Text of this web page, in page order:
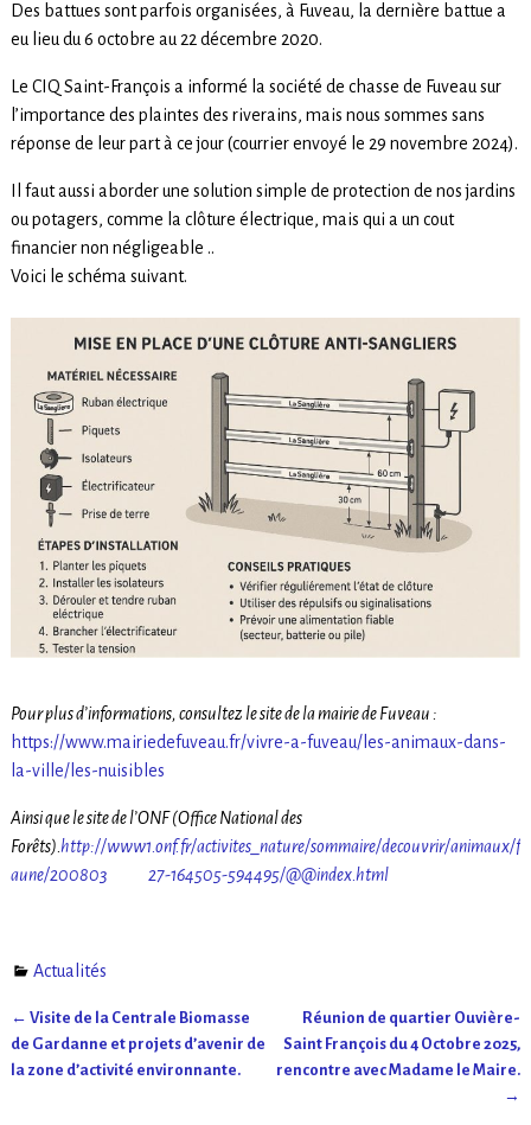
Des battues sont parfois organisées, à Fuveau, la dernière battue a
eu lieu du 6 octobre au 22 décembre 2020.
Le CIQ Saint-François a informé la société de chasse de Fuveau sur
l’importance des plaintes des riverains, mais nous sommes sans
réponse de leur part à ce jour (courrier envoyé le 29 novembre 2024).
Il faut aussi aborder une solution simple de protection de nos jardins
ou potagers, comme la clôture électrique, mais qui a un cout
financier non négligeable ..
Voici le schéma suivant.
Pour plus d’informations, consultez le site de la mairie de Fuveau :
https://www.mairiedefuveau.fr/vivre-a-fuveau/les-animaux-dans-
la-ville/les-nuisibles
Ainsi que le site de l’ONF (Office National des
Forêts). http://www1.onf.fr/activites_nature/sommaire/decouvrir/animaux/f
aune/200803 27-164505-594495/@@index.html
Actualités
Navigation des articles
← Visite de la Centrale Biomasse
de Gardanne et projets d’avenir de
la zone d’activité environnante.
Réunion de quartier Ouvière-
Saint François du 4 Octobre 2025,
rencontre avec Madame le Maire.
→